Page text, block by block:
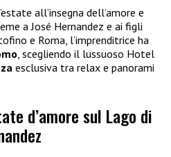
all’insegna dell’amore e
a José Hernandez e ai figli
e Roma, l’imprenditrice ha
, scegliendo il lussuoso Hotel
esclusiva tra relax e panorami
d’amore sul Lago di